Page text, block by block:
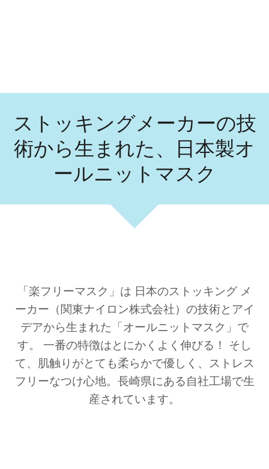
ストッキングメーカーの技
術から生まれた、日本製オ
ールニットマスク
「楽フリーマスク」は 日本のストッキング メ
ーカー（関東ナイロン株式会社）の技術とアイ
デアから生まれた「オールニットマスク」で
す。 一番の特徴はとにかくよく伸びる！ そし
て、肌触りがとても柔らかで優しく、ストレス
フリーなつけ心地。長崎県にある自社工場で生
産されています。